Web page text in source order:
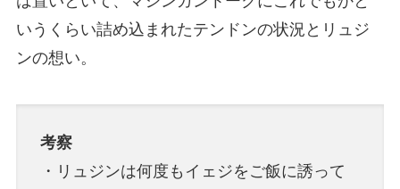
いうくらい詰め込まれたテンドンの状況とリュジ
ンの想い。
考察
・リュジンは何度もイェジをご飯に誘って